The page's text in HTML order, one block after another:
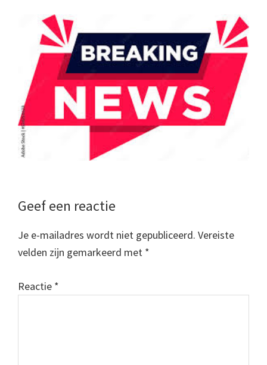
Lees
Geef een reactie
Je e-mailadres wordt niet gepubliceerd. Vereiste
velden zijn gemarkeerd met *
Reactie *